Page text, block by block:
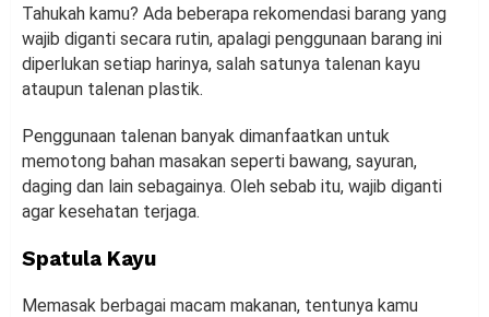
Tahukah kamu? Ada beberapa rekomendasi barang yang
wajib diganti secara rutin, apalagi penggunaan barang ini
diperlukan setiap harinya, salah satunya talenan kayu
ataupun talenan plastik.
Penggunaan talenan banyak dimanfaatkan untuk
memotong bahan masakan seperti bawang, sayuran,
daging dan lain sebagainya. Oleh sebab itu, wajib diganti
agar kesehatan terjaga.
Spatula Kayu
Memasak berbagai macam makanan, tentunya kamu